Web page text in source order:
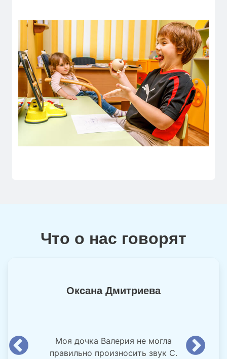
Что о нас говорят
Оксана Дмитриева
Моя дочка Валерия не могла
правильно произносить звук С.